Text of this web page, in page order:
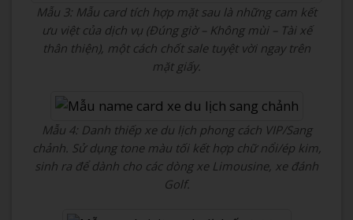
Mẫu 3: Mẫu card tích hợp mặt sau là những cam kết
ưu việt của dịch vụ (Đúng giờ – Không mùi – Tài xế
thân thiện), một cách chốt sale tuyệt vời ngay trên
mặt giấy.
Mẫu 4: Danh thiếp xe du lịch phong cách VIP/Sang
chảnh. Sử dụng tone màu tối kết hợp chữ nổi/ép kim,
sinh ra để dành cho các dòng xe Limousine, xe đánh
Golf.